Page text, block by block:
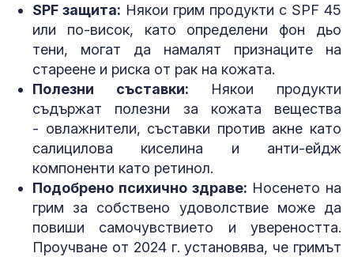
SPF защита: Някои грим продукти с SPF 45
или по-висок, като определени фон дьо
тени, могат да намалят признаците на
стареене и риска от рак на кожата.
Полезни съставки: Някои продукти
съдържат полезни за кожата вещества
- овлажнители, съставки против акне като
салицилова киселина и анти-ейдж
компоненти като ретинол.
Подобрено психично здраве: Носенето на
грим за собствено удоволствие може да
повиши самочувствието и увереността.
Проучване от 2024 г. установява, че гримът